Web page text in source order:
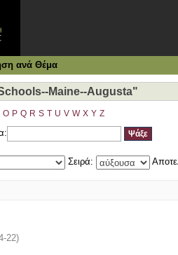
ανά Θέμα
Maine--Augusta"
O P Q R S T U V W X Y Z
Σειρά:
22)